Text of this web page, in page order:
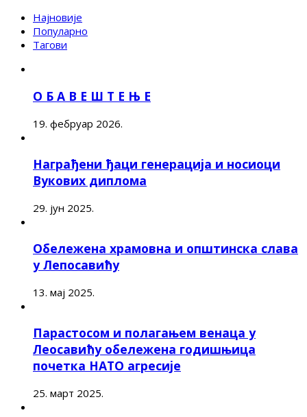
Најновије
Популарно
Тагови
О Б А В Е Ш Т Е Њ Е
19. фебруар 2026.
Награђени ђаци генерација и носиоци
Вукових диплома
29. јун 2025.
Обележена храмовна и општинска слава
у Лепосавићу
13. мај 2025.
Парастосом и полагањем венаца у
Леосавићу обележена годишњица
почетка НАТО агресије
25. март 2025.